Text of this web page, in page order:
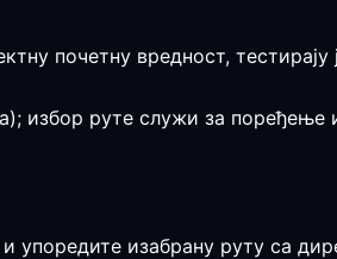
почетну вредност,
избор руте служи за поређење
упоредите изабрану руту са